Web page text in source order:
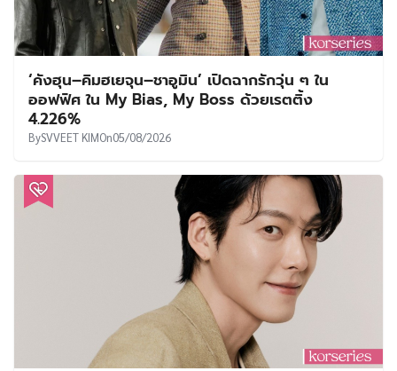
‘คังฮุน–คิมฮเยจุน–ชาอูมิน’ เปิดฉากรักวุ่น ๆ ใน
ออฟฟิศ ใน My Bias, My Boss ด้วยเรตติ้ง
4.226%
BySVVEET KIMOn05/08/2026